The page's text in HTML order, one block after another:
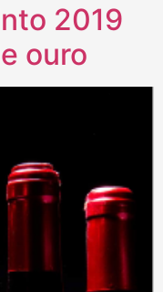
2019
ouro